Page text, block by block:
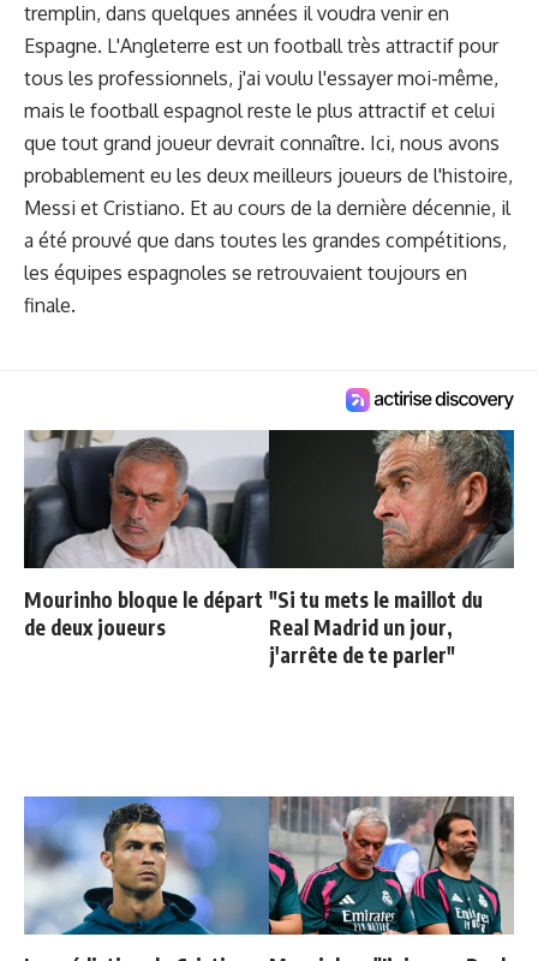
tremplin, dans quelques années il voudra venir en
Espagne. L'Angleterre est un football très attractif pour
tous les professionnels, j'ai voulu l'essayer moi-même,
mais le football espagnol reste le plus attractif et celui
que tout grand joueur devrait connaître. Ici, nous avons
probablement eu les deux meilleurs joueurs de l'histoire,
Messi et Cristiano. Et au cours de la dernière décennie, il
a été prouvé que dans toutes les grandes compétitions,
les équipes espagnoles se retrouvaient toujours en
finale.
Mourinho bloque le départ
de deux joueurs
"Si tu mets le maillot du
Real Madrid un jour,
j'arrête de te parler"